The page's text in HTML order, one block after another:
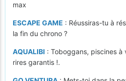
max
ESCAPE GAME : Réussiras-tu à
la fin du chrono ?
AQUALIBI : Toboggans, piscines à
rires garantis !.